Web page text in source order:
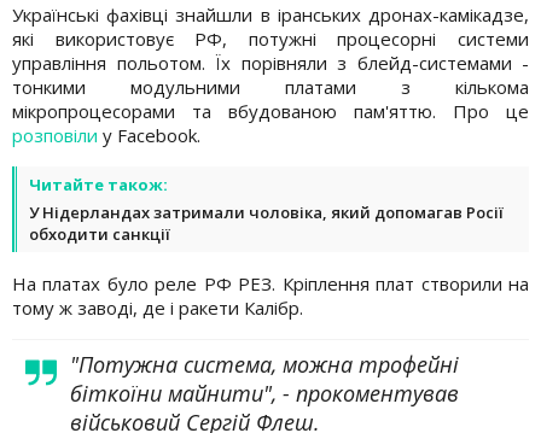
Українські фахівці знайшли в іранських дронах-камікадзе,
які використовує РФ, потужні процесорні системи
управління польотом. Їх порівняли з блейд-системами -
тонкими модульними платами з кількома
мікропроцесорами та вбудованою пам'яттю. Про це
розповіли у Facebook.
Читайте також:
У Нідерландах затримали чоловіка, який допомагав Росії
обходити санкції
На платах було реле РФ РЕЗ. Кріплення плат створили на
тому ж заводі, де і ракети Калібр.
"Потужна система, можна трофейні
біткоїни майнити", - прокоментував
військовий Сергій Флеш.